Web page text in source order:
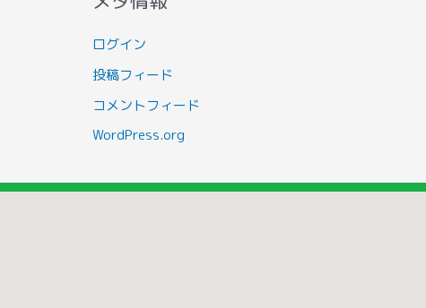
ログイン
投稿フィード
コメントフィード
WordPress.org